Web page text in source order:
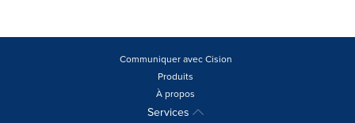
Communiquer avec Cision
Produits
À propos
Services